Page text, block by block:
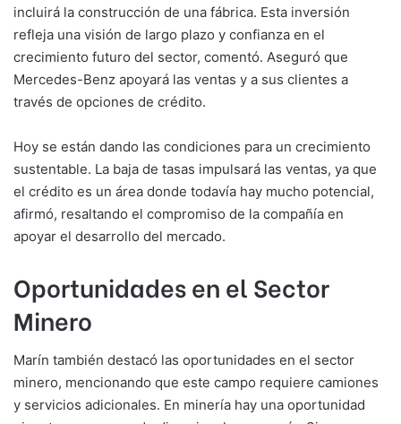
incluirá la construcción de una fábrica. Esta inversión
refleja una visión de largo plazo y confianza en el
crecimiento futuro del sector, comentó. Aseguró que
Mercedes-Benz apoyará las ventas y a sus clientes a
través de opciones de crédito.
Hoy se están dando las condiciones para un crecimiento
sustentable. La baja de tasas impulsará las ventas, ya que
el crédito es un área donde todavía hay mucho potencial,
afirmó, resaltando el compromiso de la compañía en
apoyar el desarrollo del mercado.
Oportunidades en el Sector
Minero
Marín también destacó las oportunidades en el sector
minero, mencionando que este campo requiere camiones
y servicios adicionales. En minería hay una oportunidad